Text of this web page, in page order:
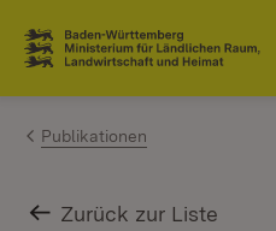
Zum Inhalt springen
Link zur Startseite
Publikationen
Zurück zur Liste